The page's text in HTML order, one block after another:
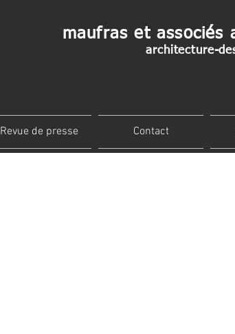
maufras et associés
architecture-
Revue de presse Contact